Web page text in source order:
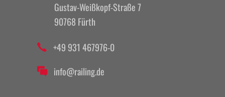
Gustav-Weißkopf-Straße 7
90768 Fürth
+49 931 467976-0
info@railing.de